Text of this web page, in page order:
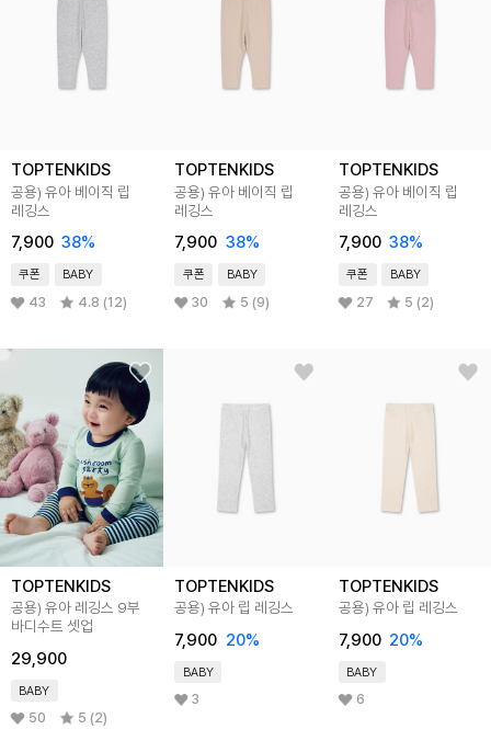
TOPTENKIDS
공용) 유아 베이직 립
레깅스
7,900 38%
쿠폰 BABY
43 4.8 (12)
TOPTENKIDS
공용) 유아 베이직 립
레깅스
7,900 38%
쿠폰 BABY
30 5 (9)
TOPTENKIDS
공용) 유아 베이직 립
레깅스
7,900 38%
쿠폰 BABY
27 5 (2)
TOPTENKIDS
공용) 유아 레깅스 9부
바디수트 셋업
29,900
BABY
50 5 (2)
TOPTENKIDS
공용) 유아 립 레깅스
7,900 20%
BABY
3
TOPTENKIDS
공용) 유아 립 레깅스
7,900 20%
BABY
6